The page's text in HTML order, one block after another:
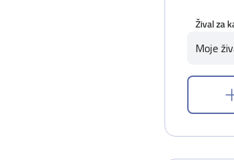
Žival za
Moje